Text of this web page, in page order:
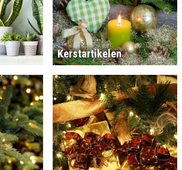
Kerstartikelen